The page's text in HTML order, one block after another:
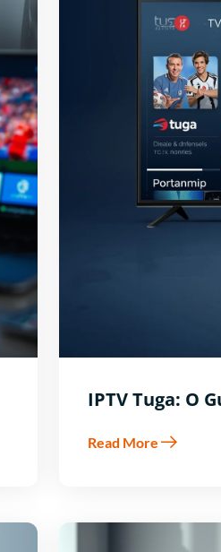
IPTV Tuga: O
Read More